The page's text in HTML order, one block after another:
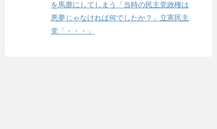
を馬鹿にしてしまう「当時の民主党政権は
悪夢じゃなければ何でしたか？」立憲民主
党「・・・」